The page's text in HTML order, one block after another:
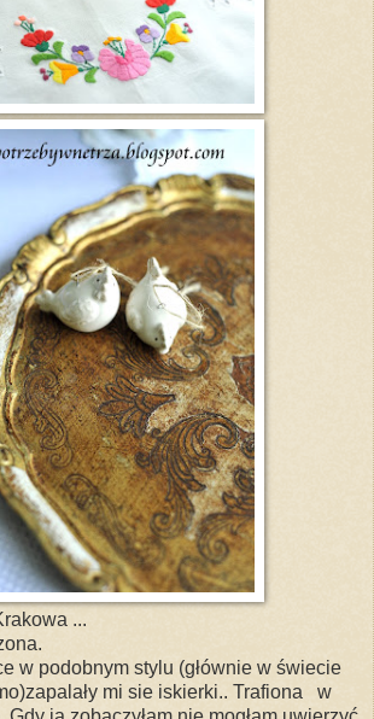
...
w podobnym stylu (głównie w świecie
mi sie iskierki.. Trafiona w